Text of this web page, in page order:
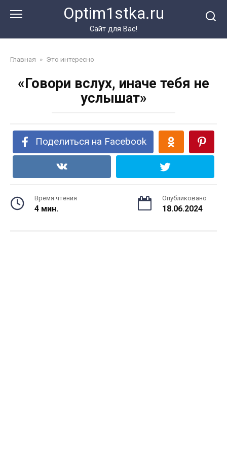
Optim1stka.ru
Сайт для Вас!
Главная » Это интересно
«Говори вслух, иначе тебя не
услышат»
Поделиться на Facebook
Время чтения
4 мин.
Опубликовано
18.06.2024